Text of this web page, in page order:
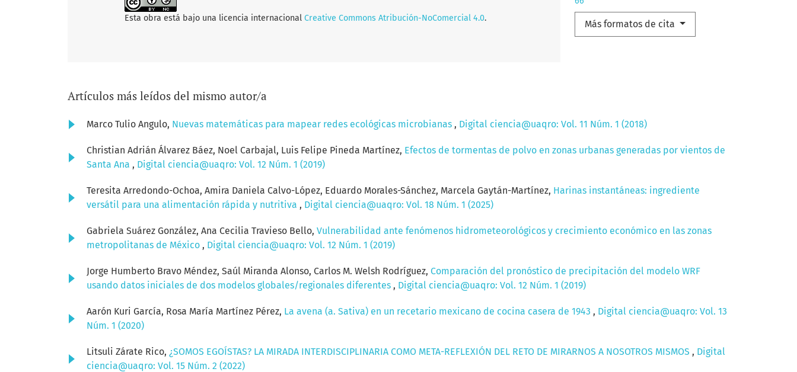
Más formatos de cita
Esta obra está bajo una licencia internacional Creative Commons Atribución-NoComercial 4.0.
Artículos más leídos del mismo autor/a
Marco Tulio Angulo, Nuevas matemáticas para mapear redes ecológicas microbianas , Digital ciencia@uaqro: Vol. 11 Núm. 1 (2018)
Christian Adrián Álvarez Báez, Noel Carbajal, Luis Felipe Pineda Martínez, Efectos de tormentas de polvo en zonas urbanas generadas por vientos de
Santa Ana , Digital ciencia@uaqro: Vol. 12 Núm. 1 (2019)
Teresita Arredondo-Ochoa, Amira Daniela Calvo-López, Eduardo Morales-Sánchez, Marcela Gaytán-Martínez, Harinas instantáneas: ingrediente
versátil para una alimentación rápida y nutritiva , Digital ciencia@uaqro: Vol. 18 Núm. 1 (2025)
Gabriela Suárez González, Ana Cecilia Travieso Bello, Vulnerabilidad ante fenómenos hidrometeorológicos y crecimiento económico en las zonas
metropolitanas de México , Digital ciencia@uaqro: Vol. 12 Núm. 1 (2019)
Jorge Humberto Bravo Méndez, Saúl Miranda Alonso, Carlos M. Welsh Rodríguez, Comparación del pronóstico de precipitación del modelo WRF
usando datos iniciales de dos modelos globales/regionales diferentes , Digital ciencia@uaqro: Vol. 12 Núm. 1 (2019)
Aarón Kuri García, Rosa María Martínez Pérez, La avena (a. Sativa) en un recetario mexicano de cocina casera de 1943 , Digital ciencia@uaqro: Vol. 13
Núm. 1 (2020)
Litsuli Zárate Rico, ¿SOMOS EGOÍSTAS? LA MIRADA INTERDISCIPLINARIA COMO META-REFLEXIÓN DEL RETO DE MIRARNOS A NOSOTROS MISMOS , Digital
ciencia@uaqro: Vol. 15 Núm. 2 (2022)